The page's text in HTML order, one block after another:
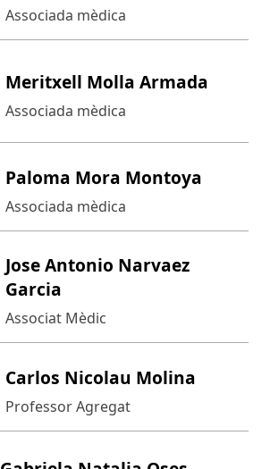
Associada mèdica
Meritxell Molla Armada
Associada mèdica
Paloma Mora Montoya
Associada mèdica
Jose Antonio Narvaez
Garcia
Associat Mèdic
Carlos Nicolau Molina
Professor Agregat